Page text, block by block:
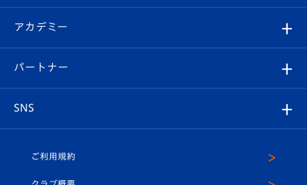
イベント
メディア
ホームタウン
スタッフプロフィール
マスコット紹介
Revive Team
ヴィヴィくんの長崎おもてなしガイド
フォトギャラリー
スタジアムグルメ
V-LOVERS（ファンクラブ）
プレイヤーズスイート
オンラインショップ
店舗情報
アカデミー
育成からのお知らせ
U-18
パートナー
SNS
ヴィヴィくんインスタグラム
ご利用規約